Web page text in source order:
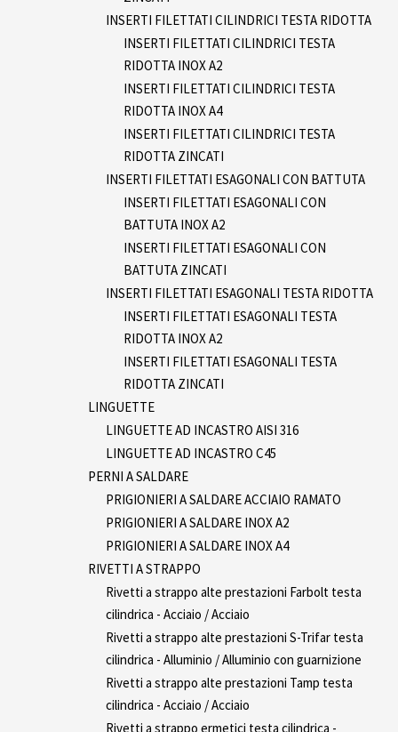
INSERTI FILETTATI CILINDRICI TESTA RIDOTTA
INSERTI FILETTATI CILINDRICI TESTA
RIDOTTA INOX A2
INSERTI FILETTATI CILINDRICI TESTA
RIDOTTA INOX A4
INSERTI FILETTATI CILINDRICI TESTA
RIDOTTA ZINCATI
INSERTI FILETTATI ESAGONALI CON BATTUTA
INSERTI FILETTATI ESAGONALI CON
BATTUTA INOX A2
INSERTI FILETTATI ESAGONALI CON
BATTUTA ZINCATI
INSERTI FILETTATI ESAGONALI TESTA RIDOTTA
INSERTI FILETTATI ESAGONALI TESTA
RIDOTTA INOX A2
INSERTI FILETTATI ESAGONALI TESTA
RIDOTTA ZINCATI
LINGUETTE
LINGUETTE AD INCASTRO AISI 316
LINGUETTE AD INCASTRO C45
PERNI A SALDARE
PRIGIONIERI A SALDARE ACCIAIO RAMATO
PRIGIONIERI A SALDARE INOX A2
PRIGIONIERI A SALDARE INOX A4
RIVETTI A STRAPPO
Rivetti a strappo alte prestazioni Farbolt testa
cilindrica - Acciaio / Acciaio
Rivetti a strappo alte prestazioni S-Trifar testa
cilindrica - Alluminio / Alluminio con guarnizione
Rivetti a strappo alte prestazioni Tamp testa
cilindrica - Acciaio / Acciaio
Rivetti a strappo ermetici testa cilindrica -